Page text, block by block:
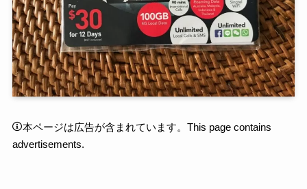
本ページは広告が含まれています。This page contains
advertisements.